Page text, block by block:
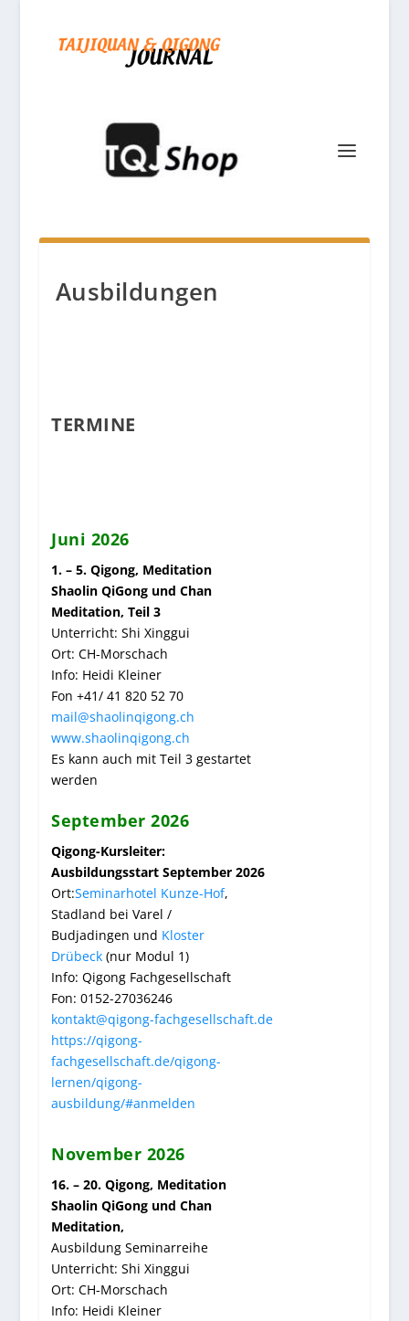
Ausbildungen
TERMINE
Juni 2026
1. – 5. Qigong, Meditation
Shaolin QiGong und Chan
Meditation, Teil 3
Unterricht: Shi Xinggui
Ort: CH-Morschach
Info: Heidi Kleiner
Fon +41/ 41 820 52 70
mail@shaolinqigong.ch
www.shaolinqigong.ch
Es kann auch mit Teil 3 gestartet
werden
September 2026
Qigong-Kursleiter:
Ausbildungsstart September 2026
Ort:Seminarhotel Kunze-Hof,
Stadland bei Varel /
Budjadingen und Kloster
Drübeck (nur Modul 1)
Info: Qigong Fachgesellschaft
Fon: 0152-27036246
kontakt@qigong-fachgesellschaft.de
https://qigong-
fachgesellschaft.de/qigong-
lernen/qigong-
ausbildung/#anmelden
November 2026
16. – 20. Qigong, Meditation
Shaolin QiGong und Chan
Meditation,
Ausbildung Seminarreihe
Unterricht: Shi Xinggui
Ort: CH-Morschach
Info: Heidi Kleiner